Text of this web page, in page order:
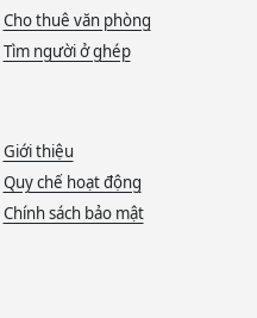
Cho thuê văn phòng
Tìm người ở ghép
Giới thiệu
Quy chế hoạt động
Chính sách bảo mật